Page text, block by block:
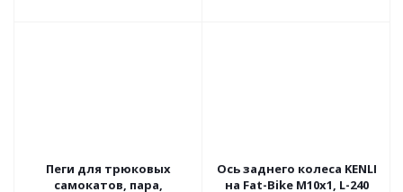
Пеги для трюковых
самокатов, пара,
Ось заднего колеса KENLI
на Fat-Bike M10x1, L-240